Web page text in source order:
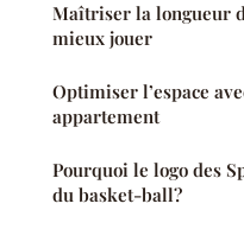
Maîtriser la longueur
mieux jouer
Optimiser l’espace
appartement
Pourquoi le logo des
du basket-ball?